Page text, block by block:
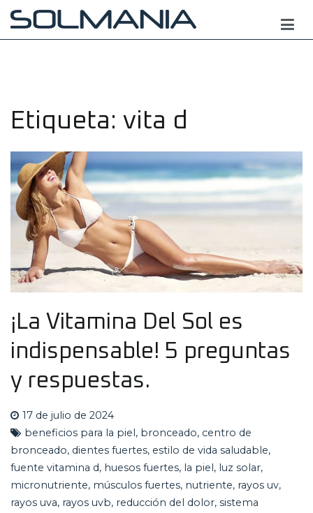
Saltar
contenido
Etiqueta: vita d
¡La Vitamina Del Sol es
indispensable! 5 preguntas
y respuestas.
17 de julio de 2024
beneficios para la piel, bronceado, centro de
bronceado, dientes fuertes, estilo de vida saludable,
fuente vitamina d, huesos fuertes, la piel, luz solar,
micronutriente, músculos fuertes, nutriente, rayos uv,
rayos uva, rayos uvb, reducción del dolor, sistema